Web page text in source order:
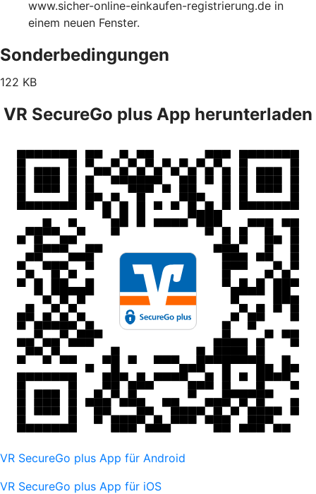
www.sicher-online-einkaufen-registrierung.de in
einem neuen Fenster.
Sonderbedingungen
122 KB
VR SecureGo plus App herunterladen
VR SecureGo plus App für Android
VR SecureGo plus App für iOS